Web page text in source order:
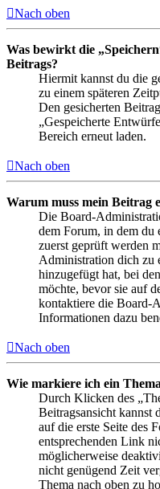
Nach oben
Was bewirkt die
Beitrags?
Hiermit kannst du die
zu einem späteren
Den gesicherten
„Gespeicherte
Bereich erneut laden.
Nach oben
Warum muss mein Beitrag
Die Board-
dem Forum, in dem du
zuerst geprüft werden
Administration dich zu
hinzugefügt hat, bei
möchte, bevor sie auf
kontaktiere die Board-
Informationen dazu
Nach oben
Wie markiere ich ein
Durch Klicken des
Beitragsansicht kannst
auf die erste Seite des
entsprechenden Link
möglicherweise
nicht genügend Zeit
Thema nach oben zu